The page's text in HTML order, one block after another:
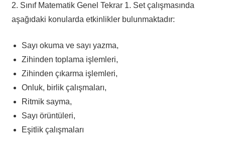
2. Sınıf Matematik Genel Tekrar 1. Set çalışmasında
aşağıdaki konularda etkinlikler bulunmaktadır:
Sayı okuma ve sayı yazma,
Zihinden toplama işlemleri,
Zihinden çıkarma işlemleri,
Onluk, birlik çalışmaları,
Ritmik sayma,
Sayı örüntüleri,
Eşitlik çalışmaları